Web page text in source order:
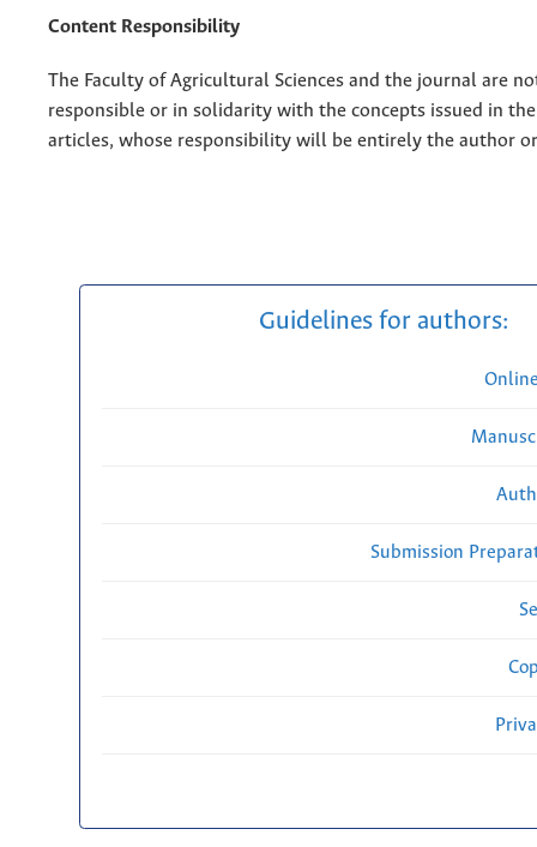
Content Responsibility
The Faculty of Agricultural Sciences and the journal are
responsible or in solidarity with the concepts issued in
articles, whose responsibility will be entirely the author
Guidelines for authors:
Submission